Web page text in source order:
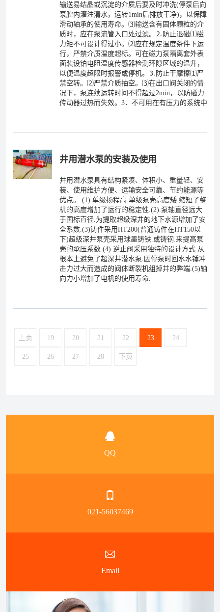
输送易结晶或沉淀的介质后要及时冲洗(停泵后向
泵腔内灌注清水，运转1min后排放干净)，以保障
滑动轴承的使用寿命。⑶输送含有固体颗粒的介
质时，应在泵流管入口处过滤。⒉防止退磁⑴磁
力矩不可设计得过小。⑵应在规定温度条件下运
行，严禁介质温度超标。可在磁力泵隔离套外表
面装设铂电阻温度传感器检测环隙区域的温升，
以便温度超限时报警或停机。⒊防止干摩擦⑴严
禁空转。⑵严禁介质抽空。⑶在出口阀关闭的情
况下，泵连续运转时间不得超过2min，以防磁力
传动器过热而失效。3．不可用在有压力的系统中
井用潜水泵的安装及使用
井用潜水泵具有结构紧凑、体积小、重量轻、安
装、使用维护方便、运输安全可靠、节约能源等
优点。 (1).单级扬程高.单级泵壳高度矮.缩短了整
机的高度增加了运行的稳定性.(2).泵轴直径远大
于国标直径.为提取超级深井的地下水源增加了安
全系数.(3)铸件采用HT200(普通铸件在HT150以
下)超级深井泵壳采用球墨铸铁.或铸钢.来提高泵
壳的承压系数.(4).逆止阀采用独特的设计方式.从
根本上避免了超深井潜水泵.因停泵时回水水锤冲
击力过大而造成的阀体断裂机组掉井的弊端.(5)轴
向力小增加了电机的使用寿命.
上页 19 20 21 22 23 24
25 26 27 28 下页
QQ
021-56037469
Email